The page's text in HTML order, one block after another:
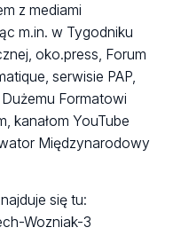
z mediami
m.in. w Tygodniku
oko.press, Forum
serwisie PAP,
Formatowi
kanałom YouTube
Międzynarodowy
się tu:
Wozniak-3